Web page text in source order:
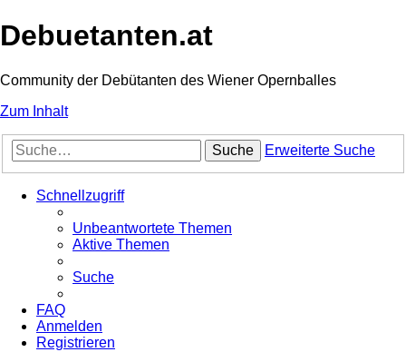
Debuetanten.at
Community der Debütanten des Wiener Opernballes
Zum Inhalt
Suche Erweiterte Suche
Schnellzugriff
Unbeantwortete Themen
Aktive Themen
Suche
FAQ
Anmelden
Registrieren